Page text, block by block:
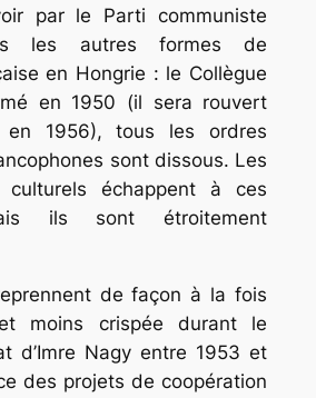
par le Parti communiste
les autres formes de
en Hongrie : le Collègue
en 1950 (il sera rouvert
en 1956), tous les ordres
sont dissous. Les
échappent à ces
ils sont étroitement
de façon à la fois
moins crispée durant le
d’Imre Nagy entre 1953 et
des projets de coopération